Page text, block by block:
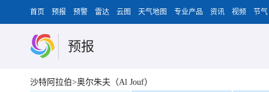
首页 预报 预警 雷达 云图 天气地图 专业产品 资讯 视频 节气
预报
沙特阿拉伯>奥尔朱夫（Al Jouf）